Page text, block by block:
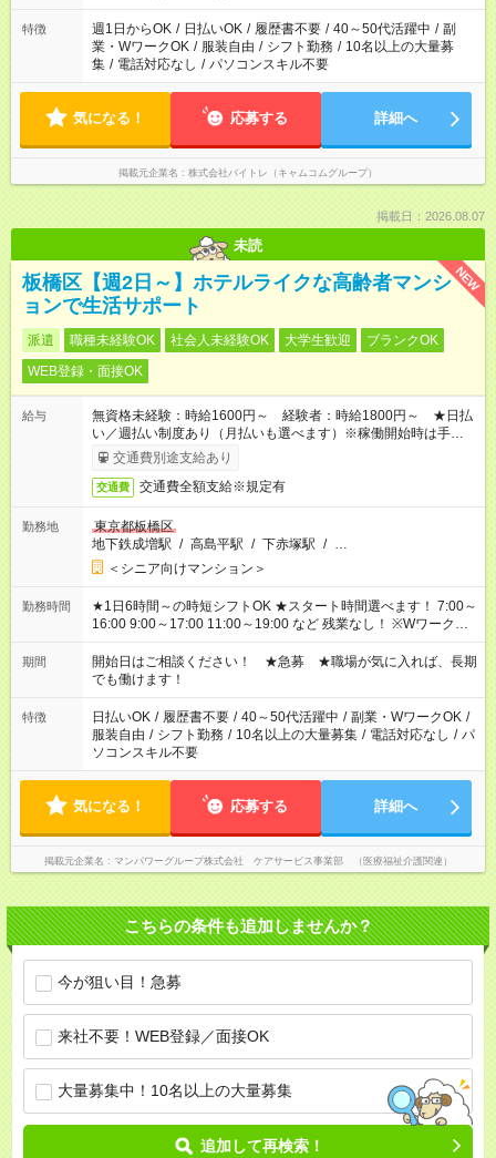
特徴 週1日からOK / 日払いOK / 履歴書不要 / 40～50代活躍中 / 副
業・WワークOK / 服装自由 / シフト勤務 / 10名以上の大量募
集 / 電話対応なし / パソコンスキル不要
気になる！ 応募する 詳細へ
掲載元企業名 株式会社バイトレ（キャムコムグループ）
掲載日：2026.08.07
未読
NEW
板橋区【週2日～】ホテルライクな高齢者マンシ
ョンで生活サポート
派遣 職種未経験OK 社会人未経験OK 大学生歓迎
ブランクOK
WEB登録・面接OK
給与
無資格未経験：時給1600円～ 経験者：時給1800円～ ★日払
い／週払い制度あり（月払いも選べます）※稼働開始時は手続き
完了次第のお支払いとなります。
交通費別途支給あり
交通費 交通費全額支給※規定有
勤務地
東京都板橋区
地下鉄成増駅 / 高島平駅 / 下赤塚駅 / …
＜シニア向けマンション＞
勤務時間
★1日6時間～の時短シフトOK ★スタート時間選べます！ 7:00～
16:00 9:00～17:00 11:00～19:00 など 残業なし！ ※Wワークの
場合、他のお仕事と合わせ週40時間超の就業はご案内できませ
ん ※法令に基づき、週20時間以上勤務は社会保険への加入対象
となります ※労働者派遣法（日雇い派遣の原則禁止）により、
短時間・短期間の就業はご案内が難しい場合があります
期間
開始日はご相談ください！ ★急募 ★職場が気に入れば、長期
でも働けます！
特徴 日払いOK / 履歴書不要 / 40～50代活躍中 / 副業・WワークOK /
服装自由 / シフト勤務 / 10名以上の大量募集 / 電話対応なし / パ
ソコンスキル不要
気になる！ 応募する 詳細へ
掲載元企業名 マンパワーグループ株式会社 ケアサービス事業部 （医療福祉介護関連）
こちらの条件も追加しませんか？
今が狙い目！急募
来社不要！WEB登録／面接OK
大量募集中！10名以上の大量募集
追加して再検索！